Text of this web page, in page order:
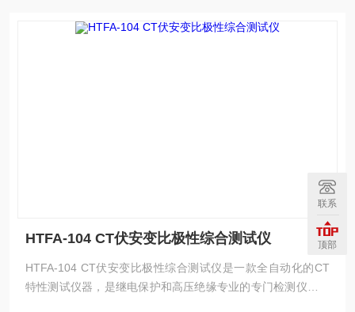
HTFA-104 CT伏安变比极性综合测试仪
HTFA-104 CT伏安变比极性综合测试仪是一款全自动化的CT
特性测试仪器，是继电保护和高压绝缘专业的专门检测仪器。
联系
顶部